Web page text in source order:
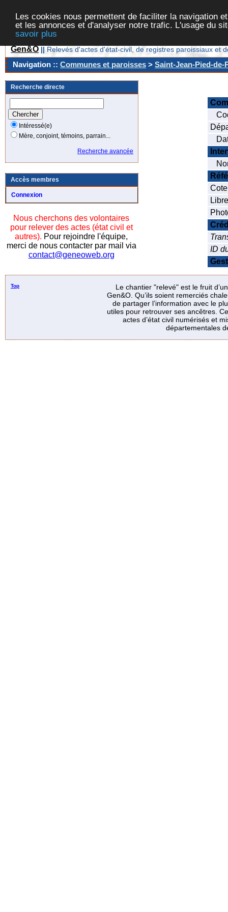
Les cookies nous permettent de faciliter la navigation
et les annonces et d'analyser notre trafic. L'usage du
savoir plus
Gen&O || Relevés d'actes d'état-civil, de registres paroissiaux et
Navigation :: Communes et paroisses > Saint-Jean-Pied-
Recherche directe
Intéressé(e)
Mère, conjoint, témoins, parrain...
Recherche avancée
Accès membres
Connexion
Nous cherchons des volontaires
pour relever des actes (état civil et
autres). Pour rejoindre l'équipe,
merci de nous contacter par mail via
contact@geneoweb.org
ID
Top
Le chantier "relevé" est le fruit
Gen&O. Qu’ils soient remerciés
de partager l’information avec le
utiles pour retrouver ses ancêtres.
actes d’état civil numérisés et
départementales